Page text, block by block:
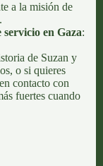
a la misión de
.
en Gaza:
de Suzan y
o si quieres
contacto con
fuertes cuando